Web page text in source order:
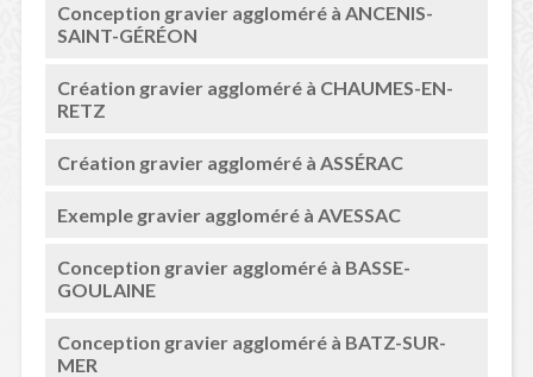
Conception gravier aggloméré à ANCENIS-
SAINT-GÉRÉON
Création gravier aggloméré à CHAUMES-EN-
RETZ
Création gravier aggloméré à ASSÉRAC
Exemple gravier aggloméré à AVESSAC
Conception gravier aggloméré à BASSE-
GOULAINE
Conception gravier aggloméré à BATZ-SUR-
MER